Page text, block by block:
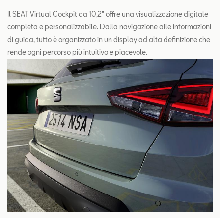
Il SEAT Virtual Cockpit da 10,2" offre una visualizzazione digitale
completa e personalizzabile. Dalla navigazione alle informazioni
di guida, tutto è organizzato in un display ad alta definizione che
rende ogni percorso più intuitivo e piacevole.